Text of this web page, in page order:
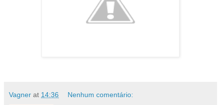
Vagner at 14:36 Nenhum comentário: